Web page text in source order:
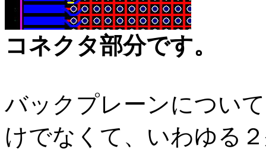
コネクタ部分です。
バックプレーンについ
けでなくて、いわゆる